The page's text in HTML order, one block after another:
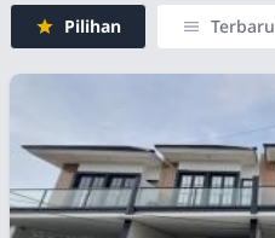
Pilihan Terbaru